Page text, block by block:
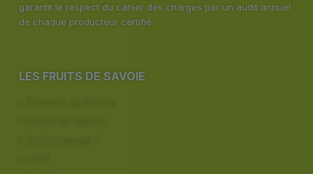
garantit le respect du cahier des charges par un audit annuel
de chaque producteur certifié.
LES FRUITS DE SAVOIE